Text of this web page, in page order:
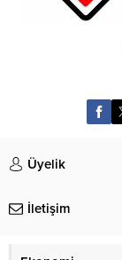
Üyelik
İletişim